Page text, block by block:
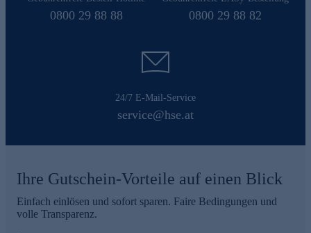
0800 29 88 88 0800 29 88 82
24/7 E-Mail-Service
service@hse.at
Ihre Gutschein-Vorteile auf einen Blick
Einfach einlösen und sofort sparen. Faire Bedingungen und
volle Transparenz.